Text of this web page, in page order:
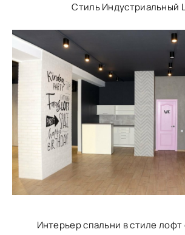
Стиль Индустриальный
Интерьер спальни в стиле лофт